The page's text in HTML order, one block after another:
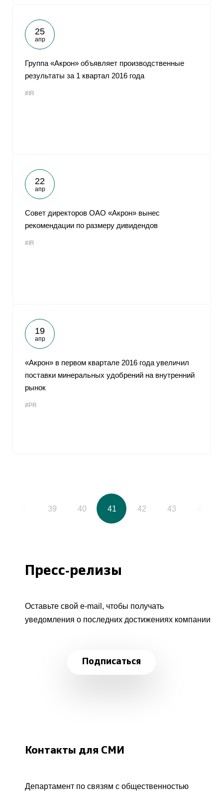
25
апр
Группа «Акрон» объявляет производственные
результаты за 1 квартал 2016 года
#IR
22
апр
Совет директоров ОАО «Акрон» вынес
рекомендации по размеру дивидендов
#IR
19
апр
«Акрон» в первом квартале 2016 года увеличил
поставки минеральных удобрений на внутренний
рынок
#PR
39 40 41 42 43
Пресс-релизы
Оставьте свой e-mail, чтобы получать
уведомления о последних достижениях компании
Подписаться
Контакты для СМИ
Департамент по связям с общественностью